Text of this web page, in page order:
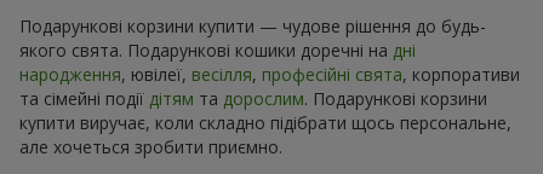
Подарункові корзини купити — чудове рішення до будь-
якого свята. Подарункові кошики доречні на дні
народження, ювілеї, весілля, професійні свята, корпоративи
та сімейні події дітям та дорослим. Подарункові корзини
купити виручає, коли складно підібрати щось персональне,
але хочеться зробити приємно.